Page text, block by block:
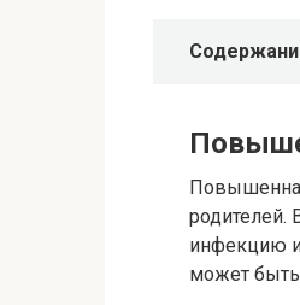
родителей.
инфекцию
может